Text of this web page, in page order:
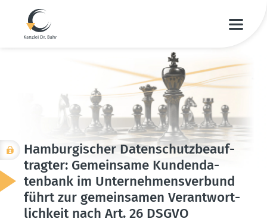
Hambur­gi­scher Daten­schutz­be­auf­
tragter: Gemeinsame Kunden­da­
tenbank im Unter­neh­mens­verbund
führt zur gemein­samen Verant­wort­
lichkeit nach Art. 26 DSGVO